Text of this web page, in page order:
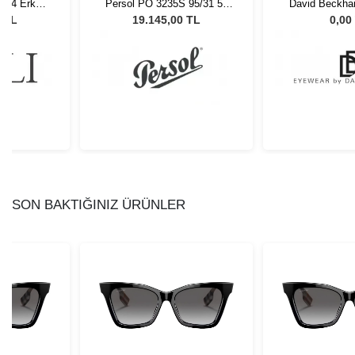
64 Erkek
TL
Persol PO 3235S 95/31 55
Unisex Güneş Gözlüğü
19.145,00 TL
David
48
0,00
SON BAKTIĞINIZ ÜRÜNLER